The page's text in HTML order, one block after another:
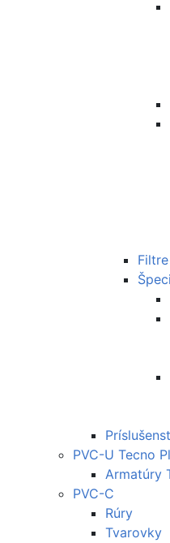
Filtre
PVC-U Tecno
Armatúry
PVC-C
Rúry
Tvarovky